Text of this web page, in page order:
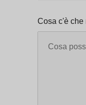
Cosa c'è che